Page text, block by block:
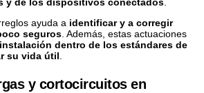
ayuda a identificar y a corregir
seguros . Además, estas actuaciones
dentro de los estándares de
su vida útil
y cortocircuitos en